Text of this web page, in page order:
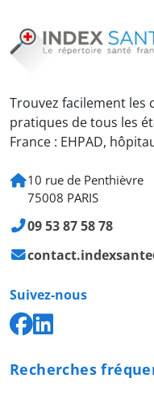
Trouvez facilement
pratiques de tous les
France : EHPAD,
10 rue de Penthièvre
75008 PARIS
09 53 87 58 78
Suivez-nous
Recherches